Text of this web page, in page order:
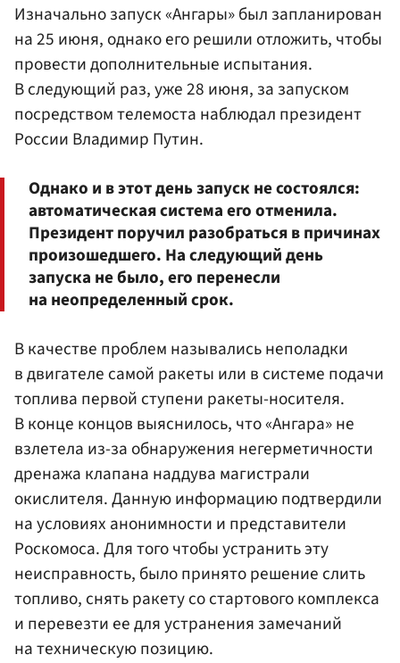
Изначально запуск «Ангары» был запланирован
на 25 июня, однако его решили отложить, чтобы
провести дополнительные испытания.
В следующий раз, уже 28 июня, за запуском
посредством телемоста наблюдал президент
России Владимир Путин.
Однако и в этот день запуск не состоялся:
автоматическая система его отменила.
Президент поручил разобраться в причинах
произошедшего. На следующий день
запуска не было, его перенесли
на неопределенный срок.
В качестве проблем назывались неполадки
в двигателе самой ракеты или в системе подачи
топлива первой ступени ракеты-носителя.
В конце концов выяснилось, что «Ангара» не
взлетела из-за обнаружения негерметичности
дренажа клапана наддува магистрали
окислителя. Данную информацию подтвердили
на условиях анонимности и представители
Роскомоса. Для того чтобы устранить эту
неисправность, было принято решение слить
топливо, снять ракету со стартового комплекса
и перевезти ее для устранения замечаний
на техническую позицию.